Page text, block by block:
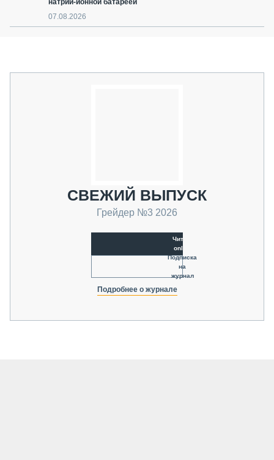
натрий-ионной батареей
07.08.2026
СВЕЖИЙ ВЫПУСК
Грейдер №3 2026
Читать
online
Подписка
на
журнал
Подробнее о журнале